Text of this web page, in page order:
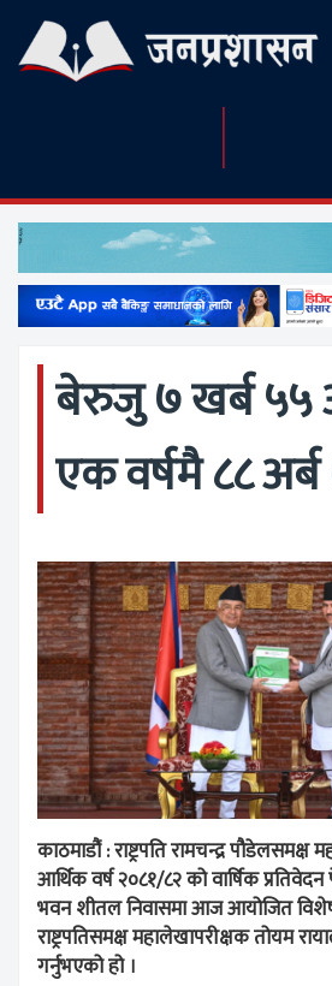
बेरुजु ७ खर्ब ५५
एक वर्षमै ८८
काठमाडौं : राष्ट्रपति रामचन्द्र
आर्थिक वर्ष २०८१/८२ को वार्षिक
भवन शीतल निवासमा आज आयोजित विशेष
राष्ट्रपतिसमक्ष महालेखापरीक्षक तोयम
गर्नुभएको हो ।